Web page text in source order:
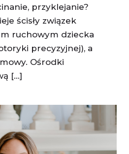
przyklejanie?
ścisły związek
ruchowym dziecka
precyzyjnej), a
Ośrodki
[...]